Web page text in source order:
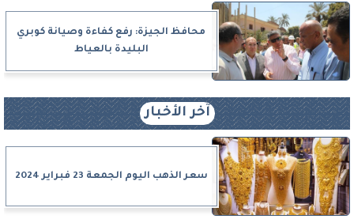
محافظ الجيزة: رفع كفاءة وصيانة كوبري
البليدة بالعياط
آخر الأخبار
سعر الذهب اليوم الجمعة 23 فبراير 2024